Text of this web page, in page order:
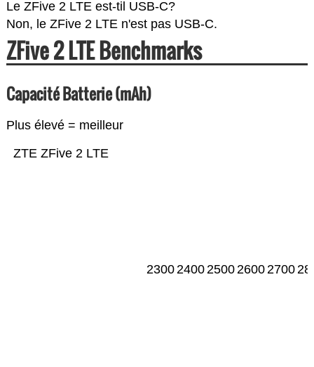
Le ZFive 2 LTE est-til USB-C?
Non, le ZFive 2 LTE n'est pas USB-C.
ZFive 2 LTE Benchmarks
Capacité Batterie (mAh)
Plus élevé = meilleur
ZTE ZFive 2 LTE
23002400250026002700